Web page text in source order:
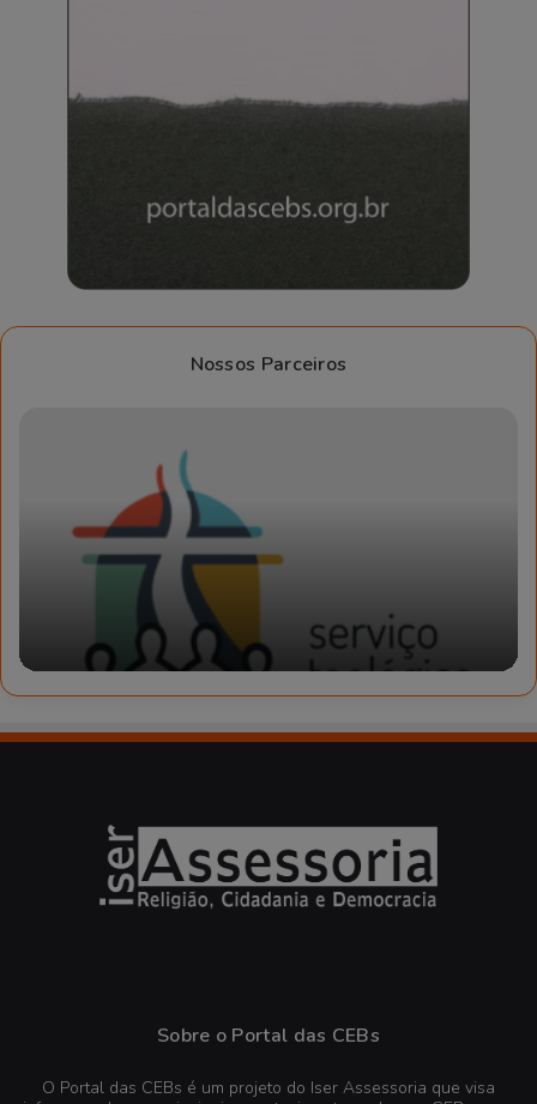
Nossos Parceiros
Sobre o Portal das CEBs
O Portal das CEBs é um projeto do Iser Assessoria que visa